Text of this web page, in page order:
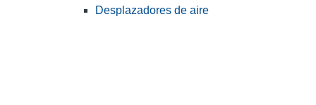
Desplazadores de aire